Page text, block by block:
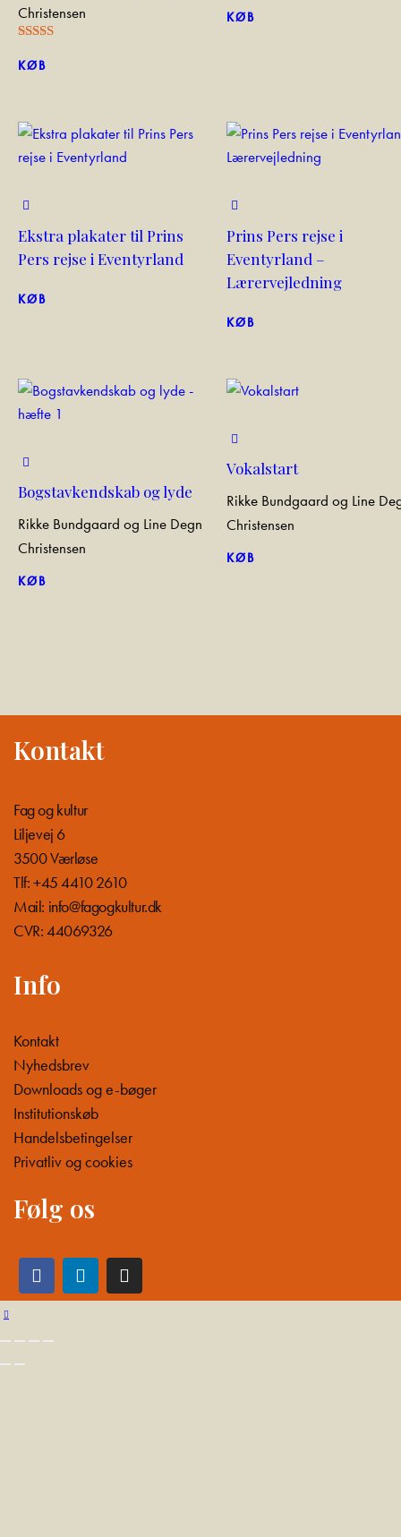
Christensen
5.00
KØB
5.00
KØB
Ekstra plakater til Prins
Pers rejse i Eventyrland
KØB
Prins Pers rejse i
Eventyrland –
Lærervejledning
KØB
Bogstavkendskab og lyde
Rikke Bundgaard og Line Degn
Christensen
KØB
Vokalstart
Rikke Bundgaard og Line
Christensen
KØB
Kontakt
Fag og kultur
Liljevej 6
3500 Værløse
Tlf: +45 4410 2610
Mail: info@fagogkultur.dk
CVR: 44069326
Info
Kontakt
Nyhedsbrev
Downloads og e-bøger
Institutionskøb
Handelsbetingelser
Privatliv og cookies
Følg os